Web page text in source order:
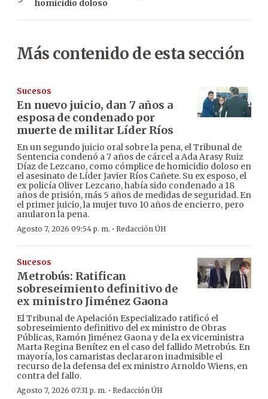
homicidio doloso
Más contenido de esta sección
Sucesos
En nuevo juicio, dan 7 años a
esposa de condenado por
muerte de militar Líder Ríos
En un segundo juicio oral sobre la pena, el Tribunal de
Sentencia condenó a 7 años de cárcel a Ada Arasy Ruiz
Díaz de Lezcano, como cómplice de homicidio doloso en
el asesinato de Líder Javier Ríos Cañete. Su ex esposo, el
ex policía Oliver Lezcano, había sido condenado a 18
años de prisión, más 5 años de medidas de seguridad. En
el primer juicio, la mujer tuvo 10 años de encierro, pero
anularon la pena.
Agosto 7, 2026 09:54 p. m. · Redacción ÚH
Sucesos
Metrobús: Ratifican
sobreseimiento definitivo de
ex ministro Jiménez Gaona
El Tribunal de Apelación Especializado ratificó el
sobreseimiento definitivo del ex ministro de Obras
Públicas, Ramón Jiménez Gaona y de la ex viceministra
Marta Regina Benítez en el caso del fallido Metrobús. En
mayoría, los camaristas declararon inadmisible el
recurso de la defensa del ex ministro Arnoldo Wiens, en
contra del fallo.
Agosto 7, 2026 07:31 p. m. · Redacción ÚH